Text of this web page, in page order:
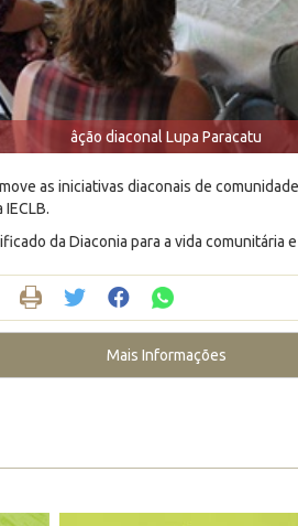
âção diaconal Lupa Paracatu
as iniciativas diaconais de
da Diaconia para a vida comunitária
Mais Informações